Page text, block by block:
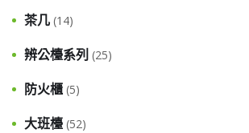
茶几 (14)
辨公檯系列 (25)
防火櫃 (5)
大班檯 (52)